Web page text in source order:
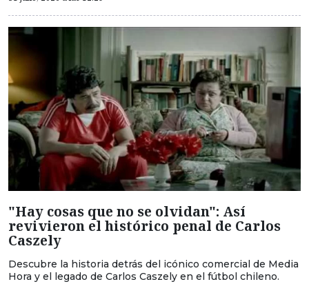
"Hay cosas que no se olvidan": Así
revivieron el histórico penal de Carlos
Caszely
Descubre la historia detrás del icónico comercial de Media
Hora y el legado de Carlos Caszely en el fútbol chileno.